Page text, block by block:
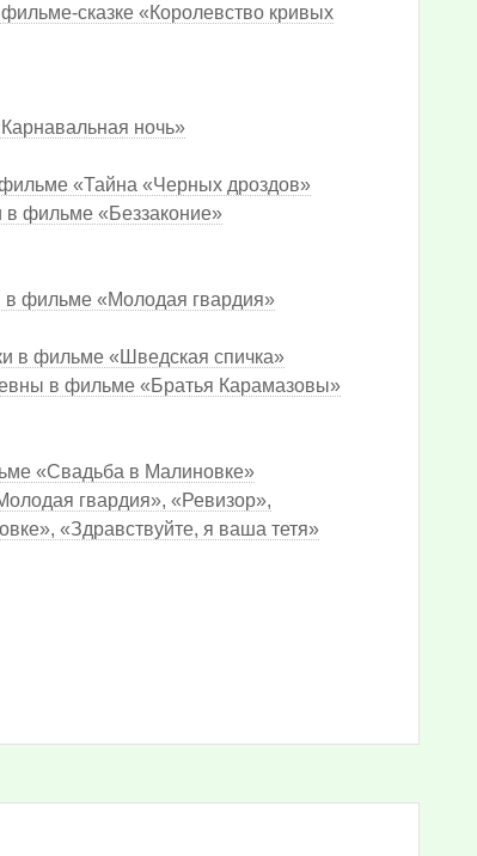
сказке «Королевство кривых
ночь»
«Тайна «Черных дроздов»
в фильме «Беззаконие»
в фильме «Молодая гвардия»
в фильме «Шведская спичка»
в фильме «Братья Карамазовы»
«Свадьба в Малиновке»
гвардия», «Ревизор»,
«Здравствуйте, я ваша тетя»